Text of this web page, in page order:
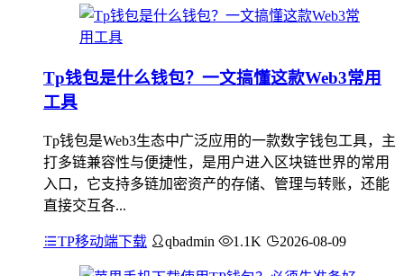
Tp钱包是什么钱包？一文搞懂这款Web3常用
工具
Tp钱包是Web3生态中广泛应用的一款数字钱包工具，主
打多链兼容性与便捷性，是用户进入区块链世界的常用
入口，它支持多链加密资产的存储、管理与转账，还能
直接交互各...
TP移动端下载 qbadmin 1.1K 2026-08-09